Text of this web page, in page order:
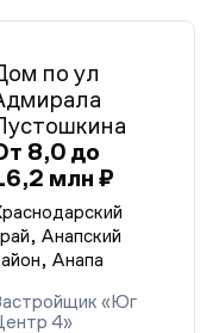
по ул
8,0 до
млн ₽
Анапский
Анапа
«Юг
4»